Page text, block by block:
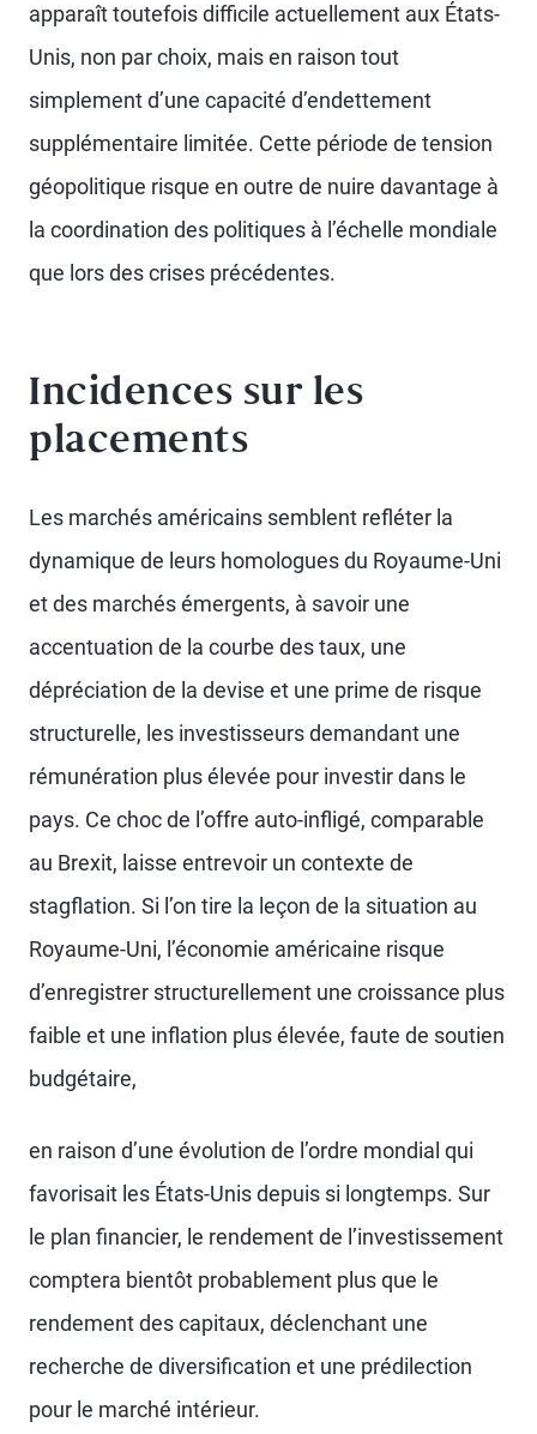
apparaît toutefois difficile actuellement aux États-
Unis, non par choix, mais en raison tout
simplement d’une capacité d’endettement
supplémentaire limitée. Cette période de tension
géopolitique risque en outre de nuire davantage à
la coordination des politiques à l’échelle mondiale
que lors des crises précédentes.
Incidences sur les
placements
Les marchés américains semblent refléter la
dynamique de leurs homologues du Royaume-Uni
et des marchés émergents, à savoir une
accentuation de la courbe des taux, une
dépréciation de la devise et une prime de risque
structurelle, les investisseurs demandant une
rémunération plus élevée pour investir dans le
pays. Ce choc de l’offre auto-infligé, comparable
au Brexit, laisse entrevoir un contexte de
stagflation. Si l’on tire la leçon de la situation au
Royaume-Uni, l’économie américaine risque
d’enregistrer structurellement une croissance plus
faible et une inflation plus élevée, faute de soutien
budgétaire,
en raison d’une évolution de l’ordre mondial qui
favorisait les États-Unis depuis si longtemps. Sur
le plan financier, le rendement de l’investissement
comptera bientôt probablement plus que le
rendement des capitaux, déclenchant une
recherche de diversification et une prédilection
pour le marché intérieur.